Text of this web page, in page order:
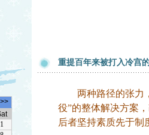
重提百年来被打入冷宫
两种路径的张力，
役”的整体解决方案
后者坚持素质先于制